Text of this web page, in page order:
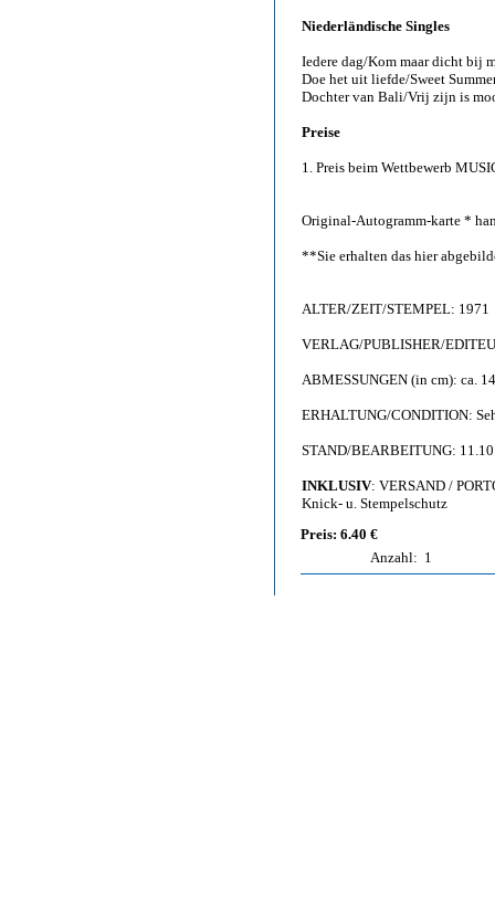
Niederländische Singles
Iedere dag/Kom maar dicht bij
Doe het uit liefde/Sweet
Dochter van Bali/Vrij zijn is
Preise
1. Preis beim Wettbewerb
Original-Autogramm-karte *
**Sie erhalten das hier
ALTER/ZEIT/STEMPEL: 1971
VERLAG/PUBLISHER/
ABMESSUNGEN (in cm): ca.
ERHALTUNG/CONDITION:
STAND/BEARBEITUNG:
INKLUSIV: VERSAND /
Knick- u. Stempelschutz
Preis: 6.40 €
Anzahl: 1